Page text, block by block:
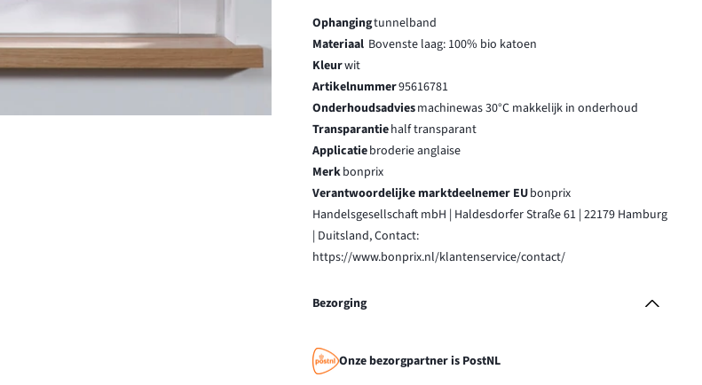
Ophangingtunnelband
Materiaal Bovenste laag: 100% bio katoen
Kleurwit
Artikelnummer95616781
Onderhoudsadviesmachinewas 30°C makkelijk in onderhoud
Transparantiehalf transparant
Applicatiebroderie anglaise
Merkbonprix
Verantwoordelijke marktdeelnemer EUbonprix
Handelsgesellschaft mbH | Haldesdorfer Straße 61 | 22179 Hamburg
| Duitsland, Contact:
https://www.bonprix.nl/klantenservice/contact/
Bezorging
Onze bezorgpartner is PostNL